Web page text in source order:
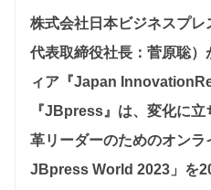
株式会社日本ビジネスプレ
代表取締役社長：菅原聡
ィア『Japan
『JBpress』は、変化に
革リーダーのためのオンラ
JBpress World 2023」を